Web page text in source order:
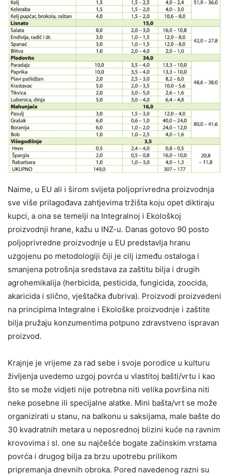
Naime, u EU ali i širom svijeta poljoprivredna proizvodnja
sve više prilagođava zahtjevima tržišta koju opet diktiraju
kupci, a ona se temelji na Integralnoj i Ekološkoj
proizvodnji hrane, kažu u INZ-u. Danas gotovo 90 posto
poljoprivredne proizvodnje u EU predstavlja hranu
uzgojenu po metodologiji čiji je cilj između ostaloga i
smanjena potrošnja sredstava za zaštitu bilja i drugih
agrohemikalija (herbicida, pesticida, fungicida, zoocida,
akaricida i slično, vještačka đubriva). Proizvodi proizvedeni
na principima Integralne i Ekološke proizvodnje i zaštite
bilja pružaju konzumentima potpuno zdravstveno ispravan
proizvod.
Krajnje je vrijeme za rad sebe i svoje porodice u kulturu
življenja uvedemo uzgoj povrća u vlastitoj bašti/vrtu i kao
što se može vidjeti nije potrebna niti velika površina niti
neke posebne ili specijalne alatke. Mini bašta/vrt se može
organizirati u stanu, na balkonu u saksijama, male bašte do
30 kvadratnih metara u neposrednoj blizini kuće na ravnim
krovovima i sl. one su najčešće bogate začinskim vrstama
povrća i drugog bilja za brzu upotrebu prilikom
pripremanja dnevnih obroka. Pored navedenog razni su